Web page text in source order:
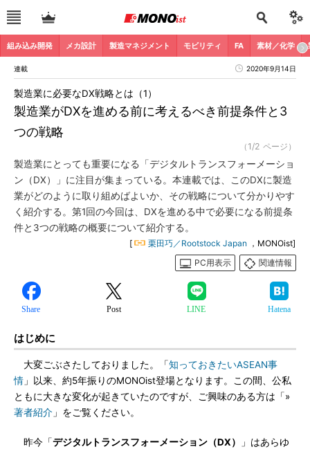
組み込み開発 メカ設計 製造マネジメント モビリティ FA 素材／化学
連載 2020年9月14日
製造業がDXを進める前に考えるべき前提条件と3
つの戦略
製造業に必要なDX戦略とは（1）
（1/2 ページ）
製造業にとっても重要になる「デジタルトランスフォーメーショ
ン（DX）」に注目が集まっている。本連載では、このDXに製造
業がどのように取り組めばよいか、その戦略について分かりやす
く紹介する。第1回の今回は、DXを進める中で必要になる前提条
件と3つの戦略の概要について紹介する。
[ 栗田巧／Rootstock Japan ，MONOist]
PC用表示
関連情報
Share Post LINE Hatena
はじめに
大変ごぶさたしておりました。「知っておきたいASEAN事
情 」以来、約5年振りのMONOist登場となります。この間、公私
ともに大きな変化が起きていたのですが、ご興味のある方は「»
著者紹介 」をご覧ください。
昨今「デジタルトランスフォーメーション（DX）
」はあらゆ